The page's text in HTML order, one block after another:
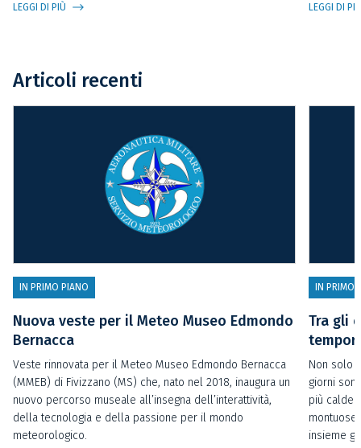
LEGGI DI PIÙ
LEGGI DI
Articoli recenti
IN PRIMO PIANO
Nuova veste per il Meteo Museo Edmondo
Bernacca
Veste rinnovata per il Meteo Museo Edmondo Bernacca
(MMEB) di Fivizzano (MS) che, nato nel 2018, inaugura un
nuovo percorso museale all’insegna dell’interattività,
della tecnologia e della passione per il mondo
meteorologico.
IN PRIMO
Tra gli
Non solo
giorni
più calde
insieme